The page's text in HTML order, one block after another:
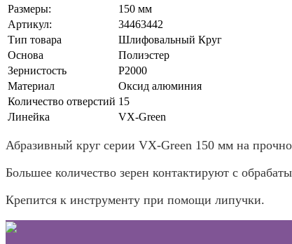
Размеры:
150 мм
Артикул:
34463442
Тип товара
Шлифовальный Круг
Основа
Полиэстер
Зернистость
P2000
Материал
Оксид алюминия
Количество отверстий 15
Линейка
VX-Green
Абразивный круг серии VX-Green 150 мм на
Большее количество зерен контактируют с
Крепится к инструменту при помощи липучки.